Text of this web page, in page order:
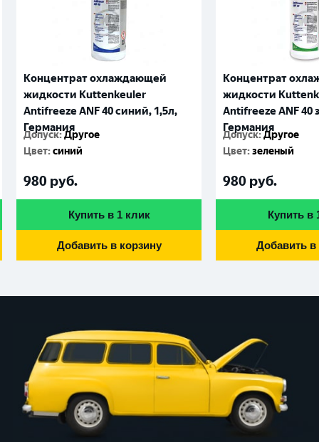
Концентрат охлаждающей
жидкости Kuttenkeuler
Antifreeze ANF 40 синий, 1,5л,
Германия
Допуск:Другое
Цвет:синий
980 руб.
Купить в 1 клик
Добавить в корзину
Концентрат
жидкости
Antifreeze ANF 40
Германия
Допуск:Другое
Цвет:зеленый
980 руб.
Купить в
Добавить в